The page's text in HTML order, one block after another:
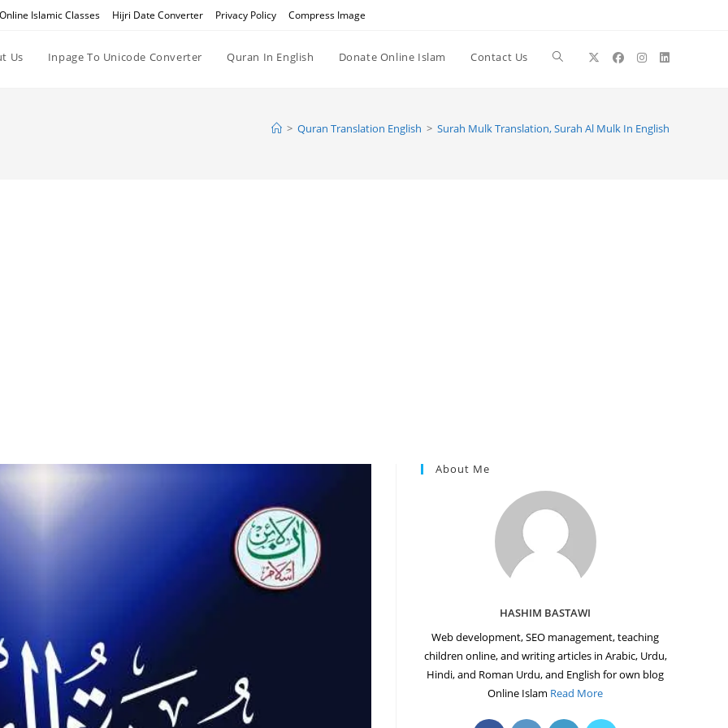
Online Islamic Classes Hijri Date Converter Privacy Policy Compress Image
Us Inpage To Unicode Converter Quran In English Donate Online Islam Contact Us Toggle
> Quran Translation English > Surah Mulk Translation, Surah Al Mulk In English
About Me
HASHIM BASTAWI
Web development, SEO management, teaching
children online, and writing articles in Arabic, Urdu,
Hindi, and Roman Urdu, and English for own blog
Online Islam Read More